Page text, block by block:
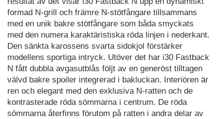
formad N-grill och främre N-stötfångare tillsammans
med en unik bakre stötfångare som båda smyckats
med den numera karaktäristiska röda linjen i nederkant.
Den sänkta karossens svarta sidokjol förstärker
modellens sportiga intryck. Utöver det har i30 Fastback
N fått dubbla avgasutblås följt av en generöst tilltagen
välvd bakre spoiler integrerad i bakluckan. Interiören är
ren och elegant med den exklusiva N-ratten och de
kontrasterade röda sömmarna i centrum. De röda
sömmarna återfinns förutom på ratten i andra delar av